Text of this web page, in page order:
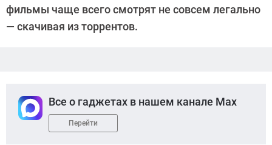
фильмы чаще всего смотрят не совсем легально
— скачивая из торрентов.
Все о гаджетах в нашем канале Max
Перейти